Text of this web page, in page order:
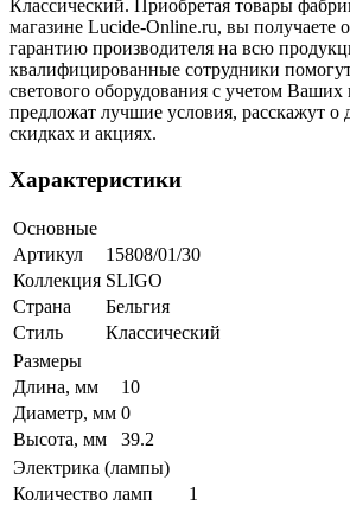
Классический. Приобретая товары
магазине Lucide-Online.ru, вы получаете
гарантию производителя на всю
квалифицированные сотрудники
светового оборудования с учетом
предложат лучшие условия, расскажут о
скидках и акциях.
Характеристики
Основные
Артикул
15808/01/30
Коллекция SLIGO
Страна
Бельгия
Стиль
Классический
Размеры
Длина, мм
10
Диаметр, мм 0
Высота, мм
39.2
Электрика (лампы)
Количество ламп
1